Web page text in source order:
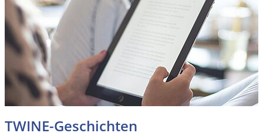
TWINE-Geschichten